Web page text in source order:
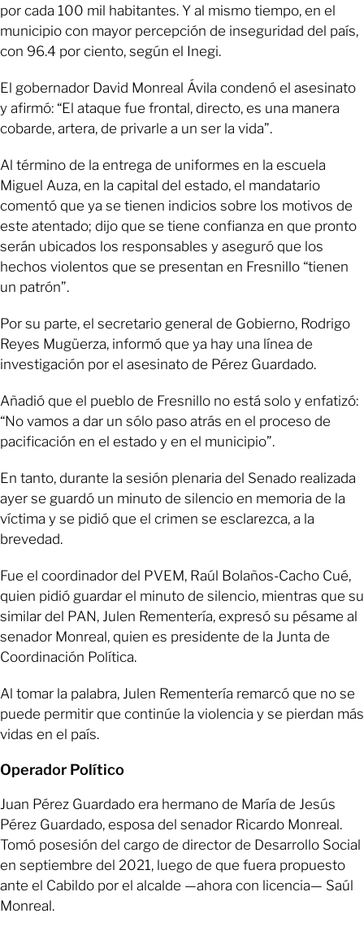
por cada 100 mil habitantes. Y al mismo tiempo, en el
municipio con mayor percepción de inseguridad del país,
con 96.4 por ciento, según el Inegi.
El gobernador David Monreal Ávila condenó el asesinato
y afirmó: “El ataque fue frontal, directo, es una manera
cobarde, artera, de privarle a un ser la vida”.
Al término de la entrega de uniformes en la escuela
Miguel Auza, en la capital del estado, el mandatario
comentó que ya se tienen indicios sobre los motivos de
este atentado; dijo que se tiene confianza en que pronto
serán ubicados los responsables y aseguró que los
hechos violentos que se presentan en Fresnillo “tienen
un patrón”.
Por su parte, el secretario general de Gobierno, Rodrigo
Reyes Mugüerza, informó que ya hay una línea de
investigación por el asesinato de Pérez Guardado.
Añadió que el pueblo de Fresnillo no está solo y enfatizó:
“No vamos a dar un sólo paso atrás en el proceso de
pacificación en el estado y en el municipio”.
En tanto, durante la sesión plenaria del Senado realizada
ayer se guardó un minuto de silencio en memoria de la
víctima y se pidió que el crimen se esclarezca, a la
brevedad.
Fue el coordinador del PVEM, Raúl Bolaños-Cacho Cué,
quien pidió guardar el minuto de silencio, mientras que su
similar del PAN, Julen Rementería, expresó su pésame al
senador Monreal, quien es presidente de la Junta de
Coordinación Política.
Al tomar la palabra, Julen Rementería remarcó que no se
puede permitir que continúe la violencia y se pierdan más
vidas en el país.
Operador Político
Juan Pérez Guardado era hermano de María de Jesús
Pérez Guardado, esposa del senador Ricardo Monreal.
Tomó posesión del cargo de director de Desarrollo Social
en septiembre del 2021, luego de que fuera propuesto
ante el Cabildo por el alcalde —ahora con licencia— Saúl
Monreal.